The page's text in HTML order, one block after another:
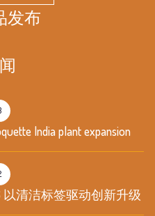
发布
India plant expansion
以清洁标签驱动创新升级